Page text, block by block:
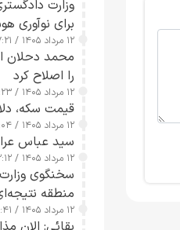
برای
۱۲ مرداد ۱۴۰۵ / ۱۷:۲۱
محمد دحلان
را اصلاح کرد
۱۲ مرداد ۱۴۰۵ / ۱۵:۲۳
قیمت سکه، دلار و طلا
۱۲ مرداد ۱۴۰۵ / ۱۵:۰۴
سید عباس
۱۲ مرداد ۱۴۰۵ / ۱۲:۱۲
سخنگوی
منطقه
۱۲ مرداد ۱۴۰۵ / ۱۱:۴۱